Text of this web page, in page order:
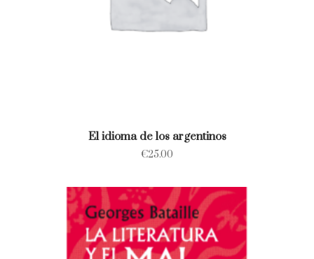
El idioma de los argentinos
€25.00